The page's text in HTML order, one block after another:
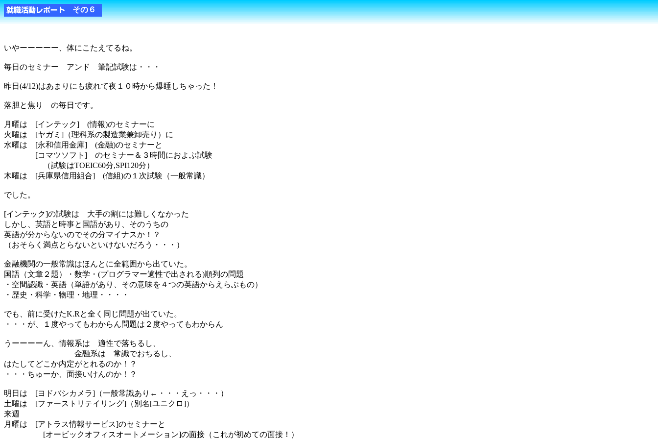
その６
いやーーーーー、体にこたえてるね。
毎日のセミナー アンド 筆記試験は・・・
昨日(4/12)はあまりにも疲れて夜１０時から爆睡しちゃった！
落胆と焦り の毎日です。
月曜は [インテック] (情報)のセミナーに
火曜は [ヤガミ]（理科系の製造業兼卸売り）に
水曜は [永和信用金庫] (金融)のセミナーと
[コマツソフト] のセミナー＆３時間におよぶ試験
（試験はTOEIC60分,SPI120分）
木曜は [兵庫県信用組合] (信組)の１次試験（一般常識）
でした。
[インテック]の試験は 大手の割には難しくなかった
しかし、英語と時事と国語があり、そのうちの
英語が分からないのでその分マイナスか！？
（おそらく満点とらないといけないだろう・・・）
金融機関の一般常識はほんとに全範囲から出ていた。
国語（文章２題）・数学・(プログラマー適性で出される)順列の問題
・空間認識・英語（単語があり、その意味を４つの英語からえらぶもの）
・歴史・科学・物理・地理・・・・
でも、前に受けたK.Rと全く同じ問題が出ていた。
・・・が、１度やってもわからん問題は２度やってもわからん
うーーーーん、情報系は 適性で落ちるし、
金融系は 常識でおちるし、
はたしてどこか内定がとれるのか！？
・・・ちゅーか、面接いけんのか！？
明日は [ヨドバシカメラ]（一般常識あり←・・・えっ・・・）
土曜は [ファーストリテイリング]（別名[ユニクロ]）
来週
月曜は [アトラス情報サービス]のセミナーと
[オービックオフィスオートメーション]の面接（これが初めての面接！）